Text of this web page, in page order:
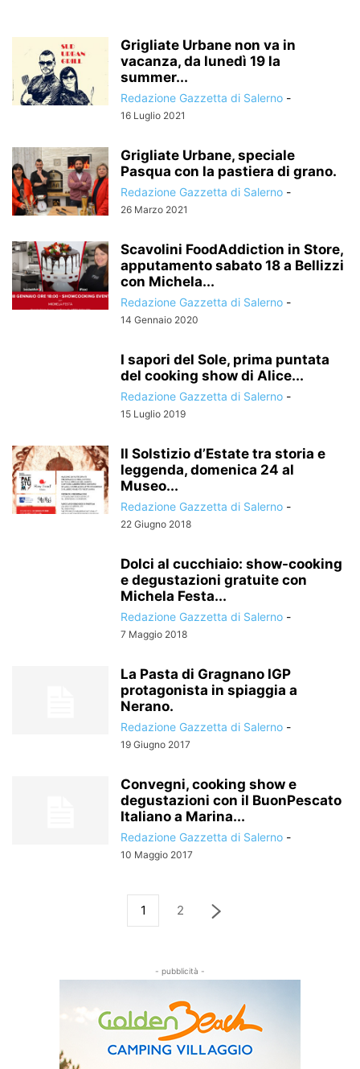
Grigliate Urbane non va in
vacanza, da lunedì 19 la
summer...
Redazione Gazzetta di Salerno -
16 Luglio 2021
Grigliate Urbane, speciale
Pasqua con la pastiera di grano.
Redazione Gazzetta di Salerno -
26 Marzo 2021
Scavolini FoodAddiction in Store,
apputamento sabato 18 a Bellizzi
con Michela...
Redazione Gazzetta di Salerno -
14 Gennaio 2020
I sapori del Sole, prima puntata
del cooking show di Alice...
Redazione Gazzetta di Salerno -
15 Luglio 2019
Il Solstizio d’Estate tra storia e
leggenda, domenica 24 al
Museo...
Redazione Gazzetta di Salerno -
22 Giugno 2018
Dolci al cucchiaio: show-cooking
e degustazioni gratuite con
Michela Festa...
Redazione Gazzetta di Salerno -
7 Maggio 2018
La Pasta di Gragnano IGP
protagonista in spiaggia a
Nerano.
Redazione Gazzetta di Salerno -
19 Giugno 2017
Convegni, cooking show e
degustazioni con il BuonPescato
Italiano a Marina...
Redazione Gazzetta di Salerno -
10 Maggio 2017
1 2
- pubblicità -